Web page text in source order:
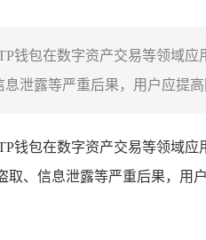
钱包在数字资产交易等领域
泄露等严重后果，用户应提
钱包在数字资产交易等领域
、信息泄露等严重后果，用